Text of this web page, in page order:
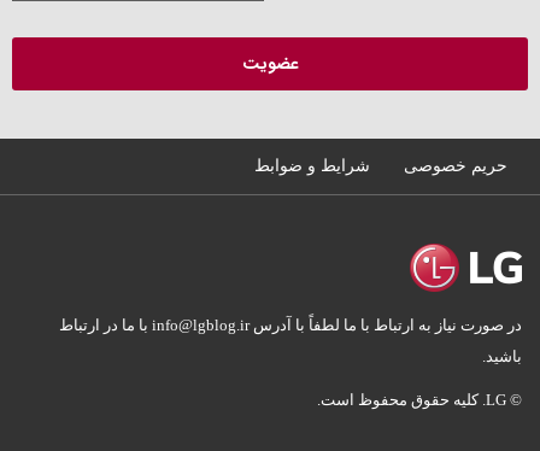
حریم خصوصی شرایط و ضوابط
در صورت نیاز به ارتباط با ما لطفاً با آدرس info@lgblog.ir با ما در ارتباط
باشید.
© LG. کلیه حقوق محفوظ است.